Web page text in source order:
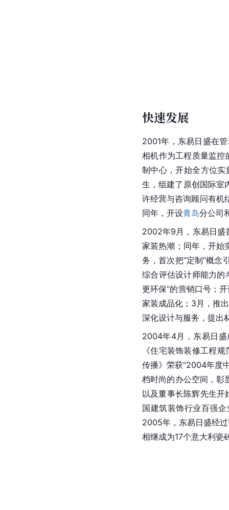
快速发展
2001年，东易日盛在
相机作为工程质量监控
制中心，开始全方位
生，组建了原创国际室
许经营与咨询顾问有
同年，开设青岛分公司
2002年9月，东易日盛
家装热潮；同年，开始
务，首次把“定制”概念
综合评估设计师能力的
更环保”的营销口号；
家装成品化；3月，推
深化设计与服务，提出
2004年4月，东易日盛
《住宅装饰装修工程
传播》荣获“2004年度
档时尚的办公空间，彰
以及董事长陈辉先生开
国建筑装饰行业百强
2005年，东易日盛经
相继成为17个意大利瓷